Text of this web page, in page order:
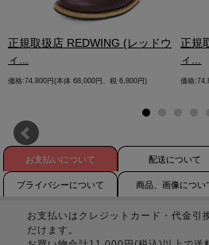
正規取扱店 REDWING (レッドウ
ィ...
価格:74,800円(本体 68,000円、税 6,800円)
正規
ィ...
価格
お支払いについて 配送について
プライバシーについて 商品、画像につい
お支払いはクレジットカード・代金引
だけます。